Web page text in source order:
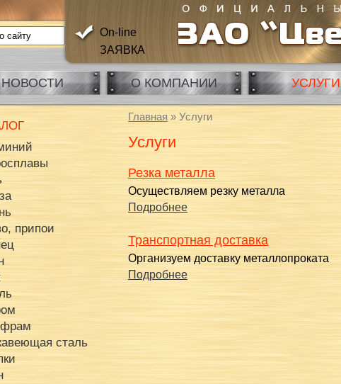
On-line
ЗАЯВКА
НОВОСТИ О КОМПАНИИ УСЛУГИ
Главная » Услуги
Услуги
Резка металла
Осуществляем резку металла
Подробнее
Транспортная доставка
Организуем доставку металлопроката
Подробнее
припои
сталь